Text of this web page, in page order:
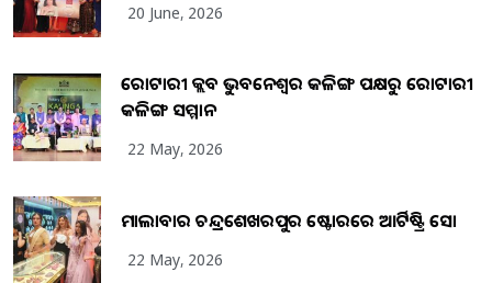
20 June, 2026
ରୋଟାରୀ କ୍ଲବ ଭୁବନେଶ୍ୱର କଳିଙ୍ଗ ପକ୍ଷରୁ ରୋଟାରୀ
କଳିଙ୍ଗ ସମ୍ମାନ
22 May, 2026
ମାଲାବାର ଚନ୍ଦ୍ରଶେଖରପୁର ଷ୍ଟୋରରେ ଆର୍ଟିଷ୍ଟ୍ରି ସୋ
22 May, 2026